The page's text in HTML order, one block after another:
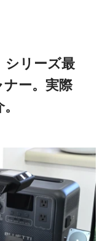
シリーズ最
ー。実際